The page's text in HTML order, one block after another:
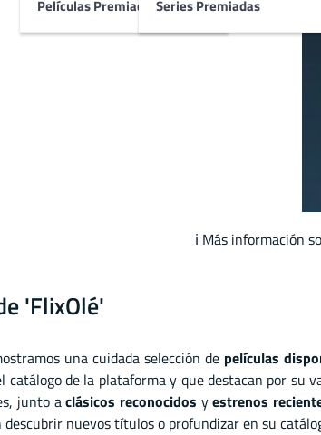
Películas PremiadasSeries Premiadas
ℹ️ Más información
'FlixOlé'
una cuidada selección de películas
catálogo de la plataforma y que destacan por
junto aclásicos reconocidos yestrenos
descubrir nuevos títulos o profundizar en su